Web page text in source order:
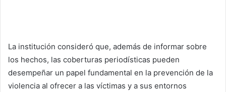
La institución consideró que, además de informar sobre
los hechos, las coberturas periodísticas pueden
desempeñar un papel fundamental en la prevención de la
violencia al ofrecer a las víctimas y a sus entornos